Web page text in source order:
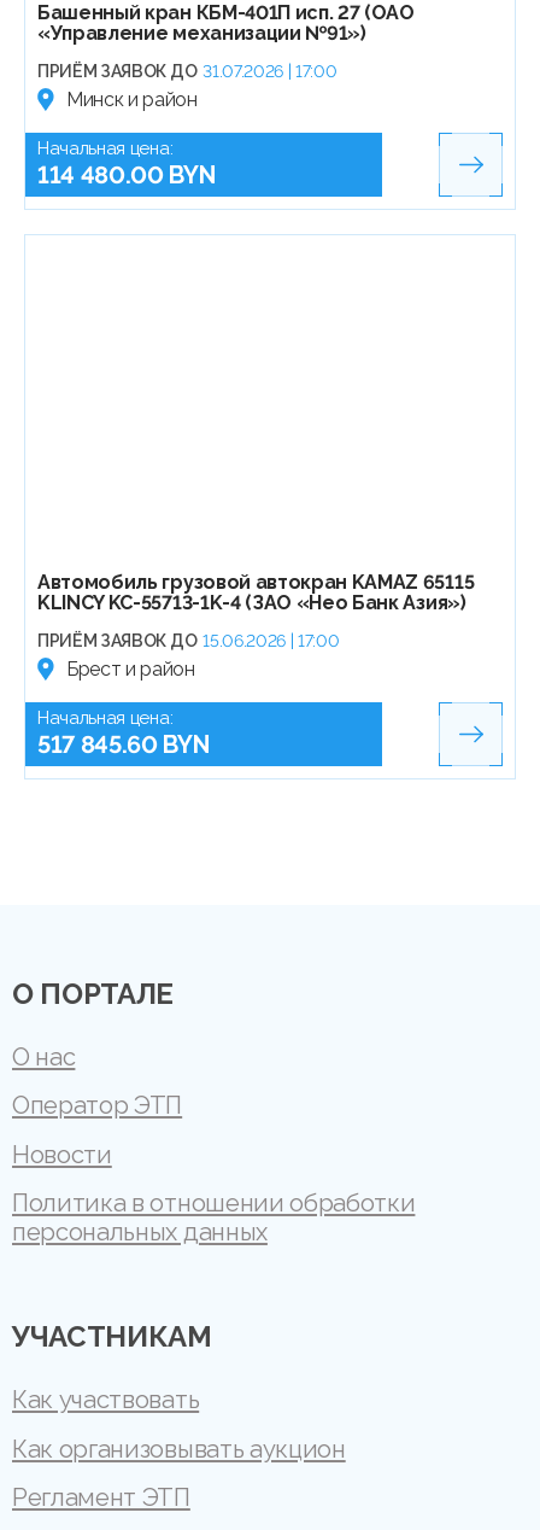
Башенный кран КБМ-401П исп. 27 (ОАО
«Управление механизации №91»)
ПРИЁМ ЗАЯВОК ДО 31.07.2026 | 17:00
Минск и район
Начальная цена:
114 480.00 BYN
Автомобиль грузовой автокран KAMAZ 65115
KLINCY KC-55713-1K-4 (ЗАО «Нео Банк Азия»)
ПРИЁМ ЗАЯВОК ДО 15.06.2026 | 17:00
Брест и район
Начальная цена:
517 845.60 BYN
О ПОРТАЛЕ
О нас
Оператор ЭТП
Новости
Политика в отношении обработки
персональных данных
УЧАСТНИКАМ
Как участвовать
Как организовывать аукцион
Регламент ЭТП